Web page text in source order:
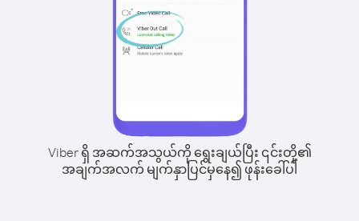
Viber ရှိ အဆက်အသွယ်ကို ရွေးချယ်ပြီး ၎င်းတို့၏
အချက်အလက် မျက်နှာပြင်မှနေ၍ ဖုန်းခေါ်ပါ